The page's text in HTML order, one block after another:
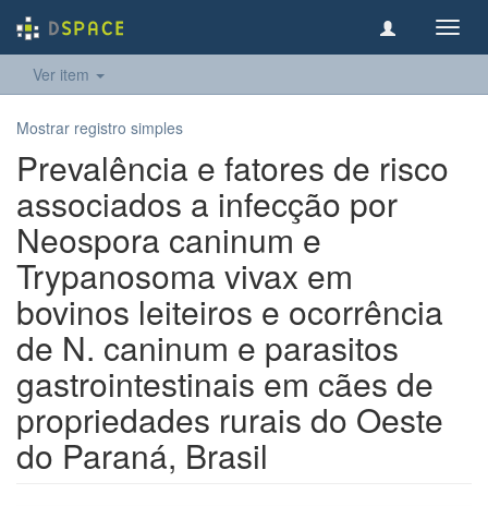
Ver item
Mostrar registro simples
Prevalência e fatores de risco
associados a infecção por
Neospora caninum e
Trypanosoma vivax em
bovinos leiteiros e ocorrência
de N. caninum e parasitos
gastrointestinais em cães de
propriedades rurais do Oeste
do Paraná, Brasil